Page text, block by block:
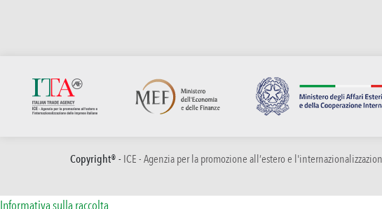
Copyright® - ICE - Agenzia per la promozione all’estero e
Informativa sulla raccolta